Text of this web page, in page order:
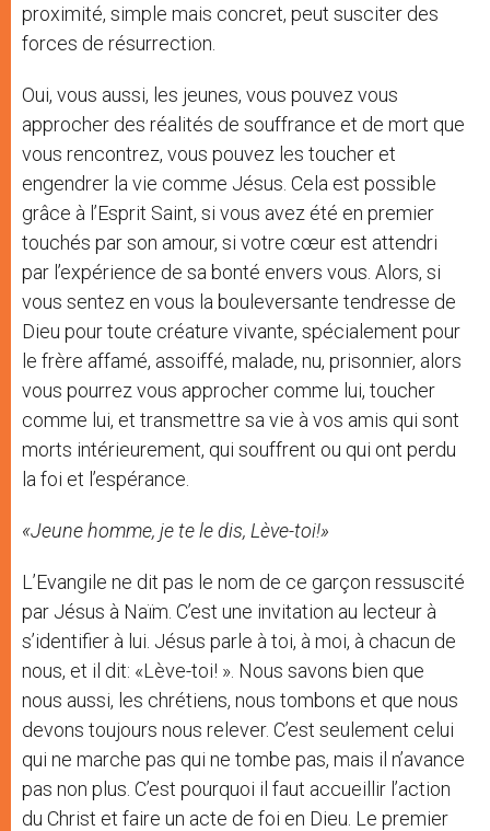
proximité, simple mais concret, peut susciter des
forces de résurrection.
Oui, vous aussi, les jeunes, vous pouvez vous
approcher des réalités de souffrance et de mort que
vous rencontrez, vous pouvez les toucher et
engendrer la vie comme Jésus. Cela est possible
grâce à l’Esprit Saint, si vous avez été en premier
touchés par son amour, si votre cœur est attendri
par l’expérience de sa bonté envers vous. Alors, si
vous sentez en vous la bouleversante tendresse de
Dieu pour toute créature vivante, spécialement pour
le frère affamé, assoiffé, malade, nu, prisonnier, alors
vous pourrez vous approcher comme lui, toucher
comme lui, et transmettre sa vie à vos amis qui sont
morts intérieurement, qui souffrent ou qui ont perdu
la foi et l’espérance.
«Jeune homme, je te le dis, Lève-toi!»
L’Evangile ne dit pas le nom de ce garçon ressuscité
par Jésus à Naïm. C’est une invitation au lecteur à
s’identifier à lui. Jésus parle à toi, à moi, à chacun de
nous, et il dit: «Lève-toi! ». Nous savons bien que
nous aussi, les chrétiens, nous tombons et que nous
devons toujours nous relever. C’est seulement celui
qui ne marche pas qui ne tombe pas, mais il n’avance
pas non plus. C’est pourquoi il faut accueillir l’action
du Christ et faire un acte de foi en Dieu. Le premier